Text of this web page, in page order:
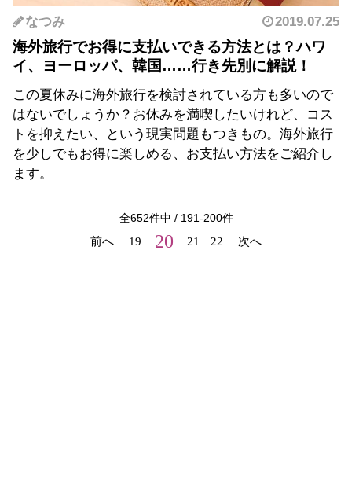
なつみ 2019.07.25
海外旅行でお得に支払いできる方法とは？ハワ
イ、ヨーロッパ、韓国……行き先別に解説！
この夏休みに海外旅行を検討されている方も多いので
はないでしょうか？お休みを満喫したいけれど、コス
トを抑えたい、という現実問題もつきもの。海外旅行
を少しでもお得に楽しめる、お支払い方法をご紹介し
ます。
全652件中 / 191-200件
前へ
19 20 21 22 次へ